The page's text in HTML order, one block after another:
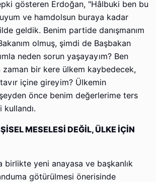
gösteren Erdoğan, "Hâlbuki ben bu
ve hamdolsun buraya kadar
geldik. Benim partide danışmanım
olmuş, şimdi de Başbakan
neden sorun yaşayayım? Ben
zaman bir kere ülkem kaybedecek,
içine gireyim? Ülkemin
önce benim değerlerime ters
MESELESİ DEĞİL, ÜLKE İÇİN
birlikte yeni anayasa ve başkanlık
götürülmesi önerisinde